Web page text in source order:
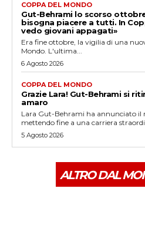
COPPA DEL MONDO
Gut-Behrami lo scorso
bisogna piacere a tutti. In
vedo giovani appagati»
Era fine ottobre, la vigilia di una
Mondo. L'ultima...
6 Agosto 2026
COPPA DEL MONDO
Grazie Lara! Gut-Behrami si
amaro
Lara Gut-Behrami ha annunciato il
mettendo fine a una carriera
5 Agosto 2026
ALTRO DAL